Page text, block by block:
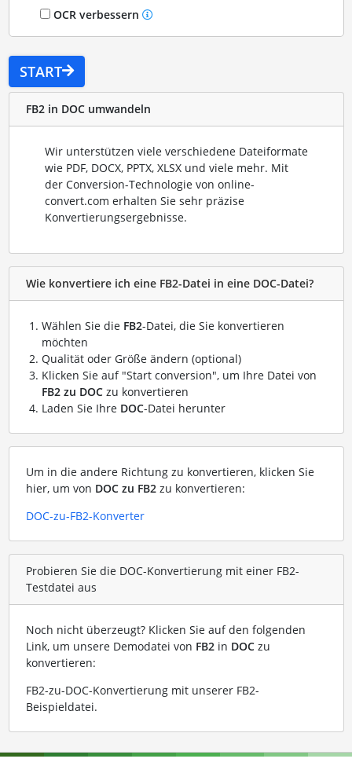
OCR verbessern
START
FB2 in DOC umwandeln
Wir unterstützen viele verschiedene Dateiformate
wie PDF, DOCX, PPTX, XLSX und viele mehr. Mit
der Conversion-Technologie von online-
convert.com erhalten Sie sehr präzise
Konvertierungsergebnisse.
Wie konvertiere ich eine FB2-Datei in eine DOC-Datei?
Wählen Sie die FB2-Datei, die Sie konvertieren
möchten
Qualität oder Größe ändern (optional)
Klicken Sie auf "Start conversion", um Ihre Datei von
FB2 zu DOCzu konvertieren
Laden Sie Ihre DOC-Datei herunter
Um in die andere Richtung zu konvertieren, klicken Sie
hier, um von DOC zu FB2zu konvertieren:
DOC-zu-FB2-Konverter
Probieren Sie die DOC-Konvertierung mit einer FB2-
Testdatei aus
Noch nicht überzeugt? Klicken Sie auf den folgenden
Link, um unsere Demodatei von FB2in DOCzu
konvertieren:
FB2-zu-DOC-Konvertierung mit unserer FB2-
Beispieldatei.